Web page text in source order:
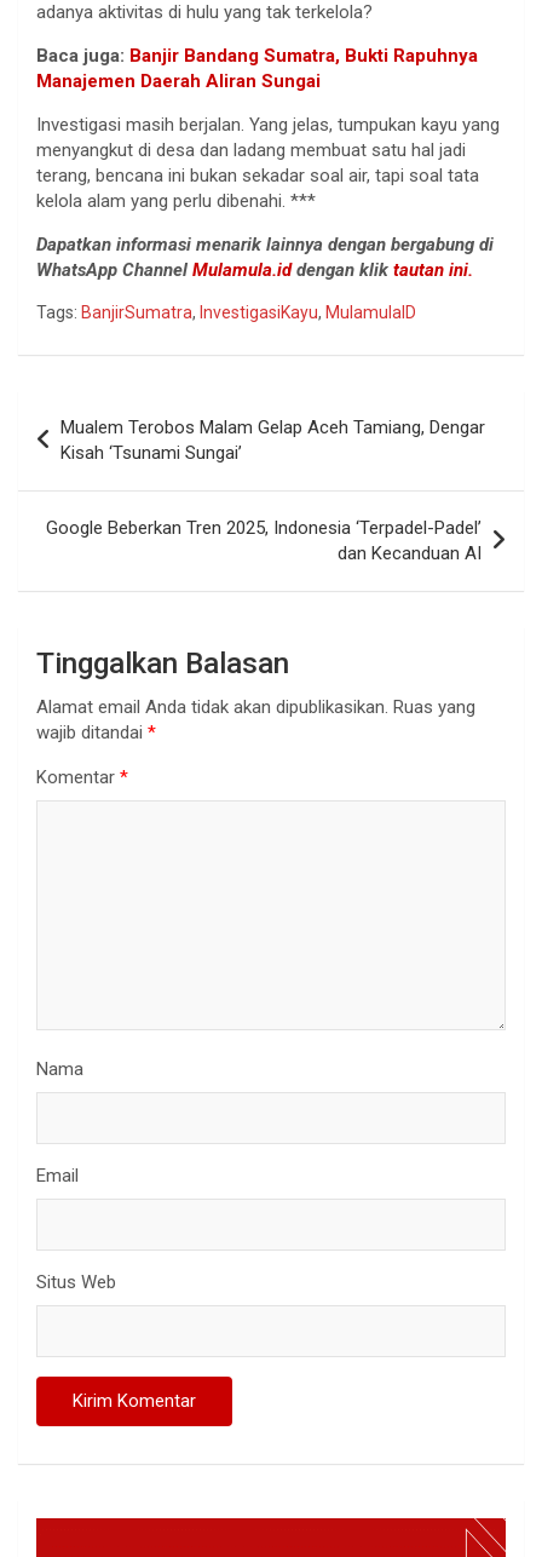
adanya aktivitas di hulu yang tak terkelola?
Baca juga: Banjir Bandang Sumatra, Bukti Rapuhnya
Manajemen Daerah Aliran Sungai
Investigasi masih berjalan. Yang jelas, tumpukan kayu yang
menyangkut di desa dan ladang membuat satu hal jadi
terang, bencana ini bukan sekadar soal air, tapi soal tata
kelola alam yang perlu dibenahi. ***
Dapatkan informasi menarik lainnya dengan bergabung di
WhatsApp Channel Mulamula.iddengan klik tautan ini.
Tags: BanjirSumatra, InvestigasiKayu, MulamulaID
pos
Mualem Terobos Malam Gelap Aceh Tamiang, Dengar
Kisah ‘Tsunami Sungai’
Google Beberkan Tren 2025, Indonesia ‘Terpadel-Padel’
dan Kecanduan AI
Tinggalkan Balasan
Alamat email Anda tidak akan dipublikasikan. Ruas yang
wajib ditandai *
Komentar *
Nama
Email
Situs Web